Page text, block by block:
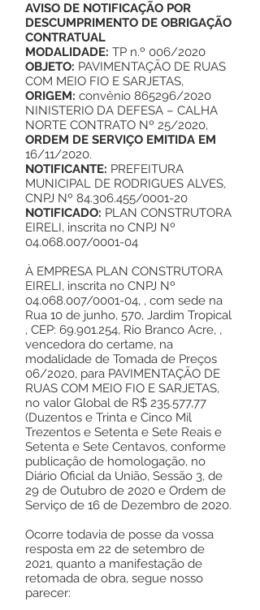
AVISO DE NOTIFICAÇÃO POR
DESCUMPRIMENTO DE OBRIGAÇÃO
CONTRATUAL
MODALIDADE: TP n.º 006/2020
OBJETO: PAVIMENTAÇÃO DE RUAS
COM MEIO FIO E SARJETAS,
ORIGEM: convênio 865296/2020
NINISTERIO DA DEFESA – CALHA
NORTE CONTRATO Nº 25/2020,
ORDEM DE SERVIÇO EMITIDA EM
16/11/2020.
NOTIFICANTE: PREFEITURA
MUNICIPAL DE RODRIGUES ALVES,
CNPJ Nº 84.306.455/0001-20
NOTIFICADO: PLAN CONSTRUTORA
EIRELI, inscrita no CNPJ Nº
04.068.007/0001-04
À EMPRESA PLAN CONSTRUTORA
EIRELI, inscrita no CNPJ Nº
04.068.007/0001-04, , com sede na
Rua 10 de junho, 570, Jardim Tropical
, CEP: 69.901.254, Rio Branco Acre, ,
vencedora do certame, na
modalidade de Tomada de Preços
06/2020, para PAVIMENTAÇÃO DE
RUAS COM MEIO FIO E SARJETAS,
no valor Global de R$ 235.577,77
(Duzentos e Trinta e Cinco Mil
Trezentos e Setenta e Sete Reais e
Setenta e Sete Centavos, conforme
publicação de homologação, no
Diário Oficial da União, Sessão 3, de
29 de Outubro de 2020 e Ordem de
Serviço de 16 de Dezembro de 2020.
Ocorre todavia de posse da vossa
resposta em 22 de setembro de
2021, quanto a manifestação de
retomada de obra, segue nosso
parecer: